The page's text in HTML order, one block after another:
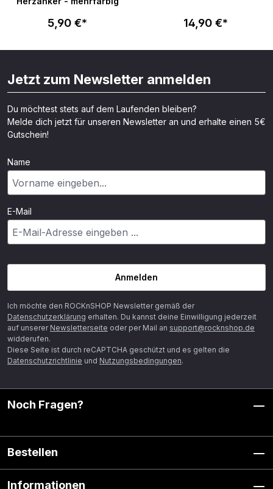
5,90 €* 14,90 €*
Jetzt zum Newsletter anmelden
Du möchtest stets auf dem Laufenden bleiben?
Melde dich jetzt für unseren Newsletter an und erhalte einen 5€
Gutschein!
Name
E-Mail
Anmelden
Ich möchte den ROCKnSHOP Newsletter gemäß der
Datenschutzerklärung erhalten. Du kannst deine Einwilligung jederzeit
auf unserer Newsletterseite oder per Mail an support@rocknshop.de
widderufen.
Diese Seite ist durch reCAPTCHA geschützt und es gelten die
Datenschutzrichtlinie und Nutzungsbedingungen.
Noch Fragen?
Bestellen
Informationen